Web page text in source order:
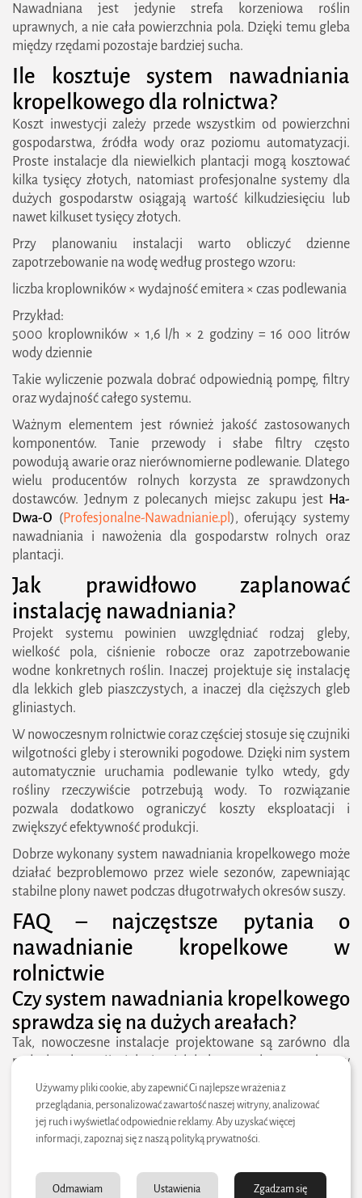
2026 zielonestrefy.pl Wszelkie prawa
zastrzeżone. Treści publikowane w serwisie są
chronione prawem autorskim.
Nawadniana jest jedynie strefa korzeniowa roślin
uprawnych, a nie cała powierzchnia pola. Dzięki temu gleba
między rzędami pozostaje bardziej sucha.
Ile kosztuje system nawadniania
kropelkowego dla rolnictwa?
Koszt inwestycji zależy przede wszystkim od powierzchni
gospodarstwa, źródła wody oraz poziomu automatyzacji.
Proste instalacje dla niewielkich plantacji mogą kosztować
kilka tysięcy złotych, natomiast profesjonalne systemy dla
dużych gospodarstw osiągają wartość kilkudziesięciu lub
nawet kilkuset tysięcy złotych.
Przy planowaniu instalacji warto obliczyć dzienne
zapotrzebowanie na wodę według prostego wzoru:
liczba kroplowników × wydajność emitera × czas podlewania
Przykład:
5000 kroplowników × 1,6 l/h × 2 godziny = 16 000 litrów
wody dziennie
Takie wyliczenie pozwala dobrać odpowiednią pompę, filtry
oraz wydajność całego systemu.
Ważnym elementem jest również jakość zastosowanych
komponentów. Tanie przewody i słabe filtry często
powodują awarie oraz nierównomierne podlewanie. Dlatego
wielu producentów rolnych korzysta ze sprawdzonych
dostawców. Jednym z polecanych miejsc zakupu jest Ha-
Dwa-O (Profesjonalne-Nawadnianie.pl ), oferujący systemy
nawadniania i nawożenia dla gospodarstw rolnych oraz
plantacji.
Jak prawidłowo zaplanować
instalację nawadniania?
Projekt systemu powinien uwzględniać rodzaj gleby,
wielkość pola, ciśnienie robocze oraz zapotrzebowanie
wodne konkretnych roślin. Inaczej projektuje się instalację
dla lekkich gleb piaszczystych, a inaczej dla cięższych gleb
gliniastych.
W nowoczesnym rolnictwie coraz częściej stosuje się czujniki
wilgotności gleby i sterowniki pogodowe. Dzięki nim system
automatycznie uruchamia podlewanie tylko wtedy, gdy
rośliny rzeczywiście potrzebują wody. To rozwiązanie
pozwala dodatkowo ograniczyć koszty eksploatacji i
zwiększyć efektywność produkcji.
Dobrze wykonany system nawadniania kropelkowego może
działać bezproblemowo przez wiele sezonów, zapewniając
stabilne plony nawet podczas długotrwałych okresów suszy.
FAQ – najczęstsze pytania o
nawadnianie kropelkowe w
rolnictwie
Czy system nawadniania kropelkowego
sprawdza się na dużych areałach?
Tak, nowoczesne instalacje projektowane są zarówno dla
małych plantacji, jak i wielohektarowych gospodarstw
rolnych.
Ile wody można zaoszczędzić dzięki
nawadnianiu kropelkowemu?
od 40% do 60% względem tradycyjnych metod podlewania.
Używamy pliki cookie, aby zapewnić Ci najlepsze wrażenia z
przeglądania, personalizować zawartość naszej witryny, analizować
jej ruch i wyświetlać odpowiednie reklamy. Aby uzyskać więcej
informacji, zapoznaj się z naszą polityką prywatności.
Zgadzam się
Ustawienia
Odmawiam